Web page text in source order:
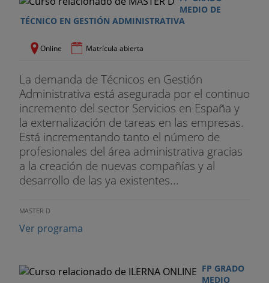
MEDIO DE
TÉCNICO EN GESTIÓN ADMINISTRATIVA
Online Matrícula abierta
La demanda de Técnicos en Gestión
Administrativa está asegurada por el continuo
incremento del sector Servicios en España y
la externalización de tareas en las empresas.
Está incrementando tanto el número de
profesionales del área administrativa gracias
a la creación de nuevas compañías y al
desarrollo de las ya existentes...
MASTER D
Ver programa
FP GRADO
MEDIO